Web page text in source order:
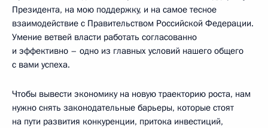
Президента, на мою поддержку, и на самое тесное
взаимодействие с Правительством Российской Федерации.
Умение ветвей власти работать согласованно
и эффективно – одно из главных условий нашего общего
с вами успеха.
Чтобы вывести экономику на новую траекторию роста, нам
нужно снять законодательные барьеры, которые стоят
на пути развития конкуренции, притока инвестиций,